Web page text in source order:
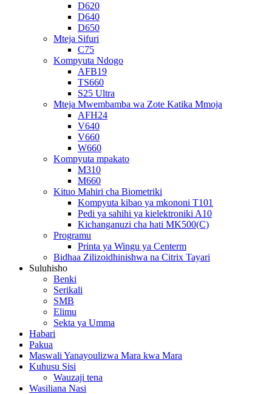
D620
D640
D650
Mteja Sifuri
C75
Kompyuta Ndogo
AFB19
TS660
S25 Ultra
Mteja Mwembamba wa Zote Katika Mmoja
AFH24
V640
V660
W660
Kompyuta mpakato
M310
M660
Kituo Mahiri cha Biometriki
Kompyuta kibao ya mkononi T101
Pedi ya sahihi ya kielektroniki A10
Kichanganuzi cha hati MK500(C)
Programu
Printa ya Wingu ya Centerm
Bidhaa Zilizoidhinishwa na Citrix Tayari
Suluhisho
Benki
Serikali
SMB
Elimu
Sekta ya Umma
Habari
Pakua
Maswali Yanayoulizwa Mara kwa Mara
Kuhusu Sisi
Wauzaji tena
Wasiliana Nasi